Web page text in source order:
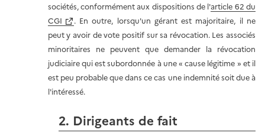
sociétés, conformément aux dispositions de l'article 62 du
CGI
. En outre, lorsqu'un gérant est majoritaire, il ne
peut y avoir de vote positif sur sa révocation. Les associés
minoritaires ne peuvent que demander la révocation
judiciaire qui est subordonnée à une « cause légitime » et il
est peu probable que dans ce cas une indemnité soit due à
l'intéressé.
2. Dirigeants de fait